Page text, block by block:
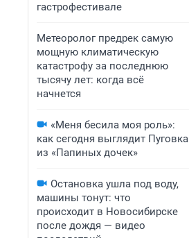
гастрофестивале
Метеоролог предрек самую
мощную климатическую
катастрофу за последнюю
тысячу лет: когда всё
начнется
«Меня бесила моя роль»:
как сегодня выглядит Пуговка
из «Папиных дочек»
Остановка ушла под воду,
машины тонут: что
происходит в Новосибирске
после дождя — видео